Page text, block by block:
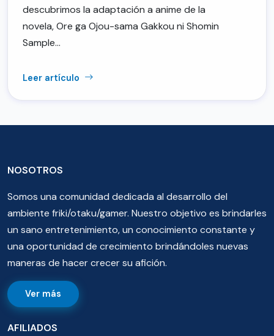
descubrimos la adaptación a anime de la
novela, Ore ga Ojou-sama Gakkou ni Shomin
Sample…
Leer artículo
NOSOTROS
Somos una comunidad dedicada al desarrollo del
ambiente friki/otaku/gamer. Nuestro objetivo es brindarles
un sano entretenimiento, un conocimiento constante y
una oportunidad de crecimiento brindándoles nuevas
maneras de hacer crecer su afición.
Ver más
AFILIADOS